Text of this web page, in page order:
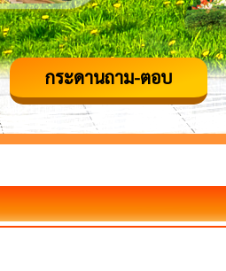
กระดานถาม-ตอบ